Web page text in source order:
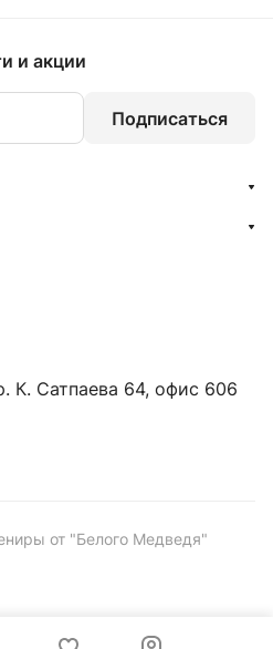
и акции
Подписаться
К. Сатпаева 64, офис 606
от "Белого Медведя"